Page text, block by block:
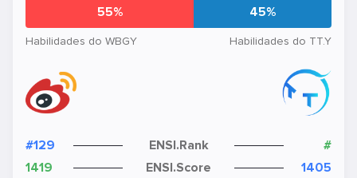
55% 45%
Habilidades do WBGY Habilidades do TT.Y
#129 ENSI.Rank
#
1419
ENSI.Score
1405